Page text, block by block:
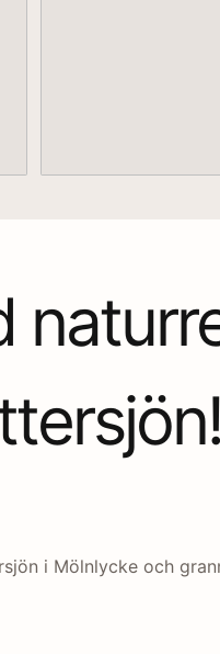
i Mölnlycke och